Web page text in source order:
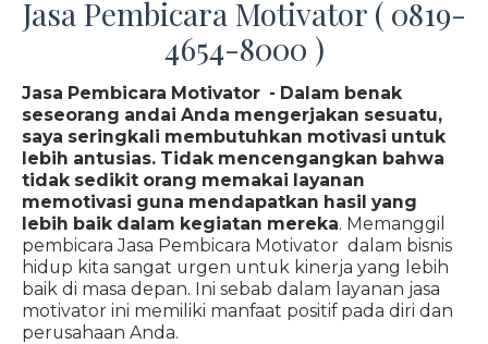
Jasa Pembicara Motivator ( 0819-
4654-8000 )
Jasa Pembicara Motivator - Dalam benak
seseorang andai Anda mengerjakan sesuatu,
saya seringkali membutuhkan motivasi untuk
lebih antusias. Tidak mencengangkan bahwa
tidak sedikit orang memakai layanan
memotivasi guna mendapatkan hasil yang
lebih baik dalam kegiatan mereka. Memanggil
pembicara Jasa Pembicara Motivator dalam bisnis
hidup kita sangat urgen untuk kinerja yang lebih
baik di masa depan. Ini sebab dalam layanan jasa
motivator ini memiliki manfaat positif pada diri dan
perusahaan Anda.